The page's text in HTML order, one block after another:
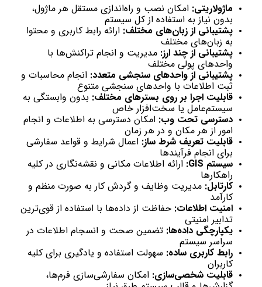
ماژولاریتی: امکان نصب و راه‌اندازی مستقل هر ماژول،
بدون نیاز به استفاده از کل سیستم
پشتیبانی از زبان‌های مختلف: ارائه رابط کاربری و محتوا
به زبان‌های مختلف
پشتیبانی از چند ارز: مدیریت و انجام تراکنش‌ها با
واحدهای پولی مختلف
پشتیبانی از واحدهای سنجشی متعدد: انجام محاسبات و
ثبت اطلاعات با واحدهای سنجشی متنوع
قابلیت اجرا بر روی بسترهای مختلف: بدون وابستگی به
سیستم‌عامل یا سخت‌افزار خاص
دسترسی تحت وب: امکان دسترسی به اطلاعات و انجام
امور از هر مکان و در هر زمان
قابلیت تعریف شرط ساز: اعمال شرایط و قواعد سفارشی
برای انجام فرآیندها
سیستم GIS: ارائه اطلاعات مکانی و نقشه‌نگاری در کلیه
راهکارها
کارتابل: مدیریت وظایف و گردش کار به صورت منظم و
کارآمد
امنیت اطلاعات: حفاظت از داده‌ها با استفاده از قوی‌ترین
تدابیر امنیتی
یکپارچگی داده‌ها: تضمین صحت و انسجام اطلاعات در
سراسر سیستم
رابط کاربری ساده: سهولت استفاده و یادگیری برای کلیه
کاربران
قابلیت شخصی‌سازی: امکان سفارشی‌سازی فرم‌ها،